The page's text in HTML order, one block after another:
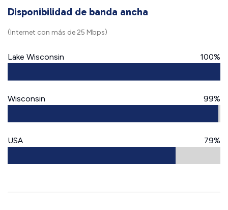
Disponibilidad de banda ancha
(Internet con más de 25 Mbps)
Lake Wisconsin 100%
Wisconsin 99%
USA 79%